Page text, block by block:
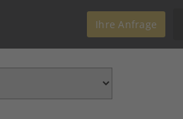
Ihre Anfrage